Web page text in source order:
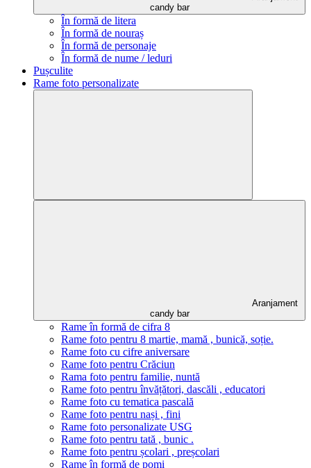
candy bar
În formă de litera
În formă de nouraș
În formă de personaje
În formă de nume / leduri
Pușculite
Rame foto personalizate
Aranjament
candy bar
Rame în formă de cifra 8
Rame foto pentru 8 martie, mamă , bunică, soție.
Rame foto cu cifre aniversare
Rame foto pentru Crăciun
Rama foto pentru familie, nuntă
Rame foto pentru învățători, dascăli , educatori
Rame foto cu tematica pascală
Rame foto pentru nași , fini
Rame foto personalizate USG
Rame foto pentru tată , bunic .
Rame foto pentru școlari , preșcolari
Rame în formă de pomi